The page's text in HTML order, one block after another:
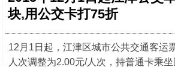
块,用公交卡打75折
12月1日起，江津区城市公共交通客运
人次调整为2.00元/人次，持普通卡乘